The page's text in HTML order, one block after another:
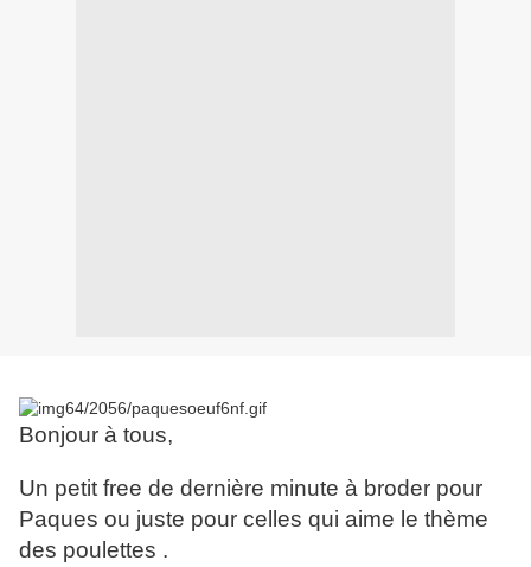
Bonjour à tous,
Un petit free de dernière minute à broder pour
Paques ou juste pour celles qui aime le thème
des poulettes .